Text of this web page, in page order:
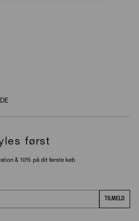
først
& 10% på dit første køb
TILMELD